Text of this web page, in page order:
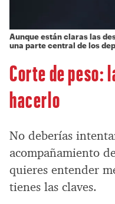
Aunque están claras las
una parte central de los
Corte de peso:
hacerlo
No deberías
acompañamiento
quieres entender
tienes las claves.